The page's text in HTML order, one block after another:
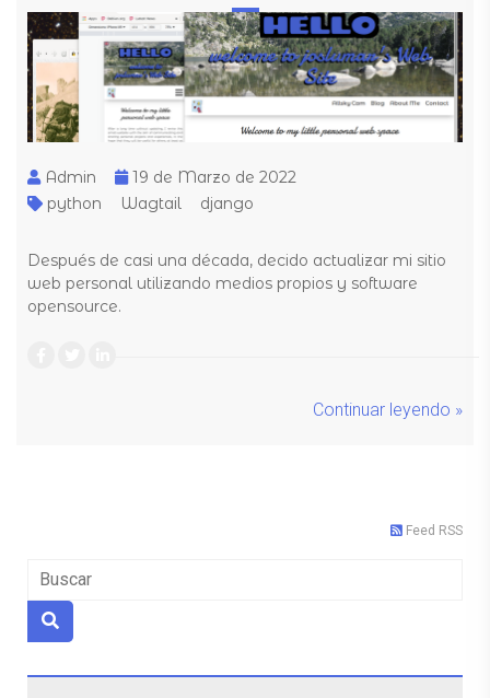
Admin
19 de Marzo de 2022
python
Wagtail django
Después de casi una década, decido actualizar mi sitio
web personal utilizando medios propios y software
opensource.
Continuar leyendo »
Feed RSS